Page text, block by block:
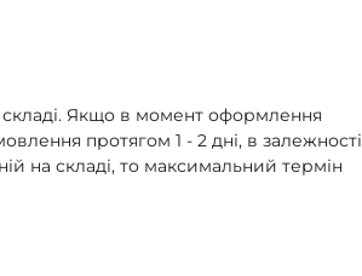
складі. Якщо в момент оформлення
протягом 1 - 2 дні, в залежності
на складі, то максимальний термін